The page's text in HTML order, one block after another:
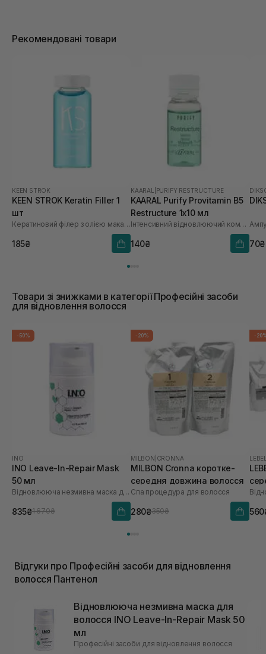
Рекомендовані товари
KEEN STROK
KEEN STROK Keratin Filler 1
шт
Кератиновий філер з олією макадамії
185₴
KAARAL PURIFY RESTRUCTURE
KAARAL Purify Provitamin B5
Restructure 1х10 мл
Інтенсивний відновлюючий комплекс з провітаміном В5
140₴ 70₴
Товари зі знижками в категорії Професійні засоби
для відновлення волосся
-50%
INO
INO Leave-In-Repair Mask
50 мл
Відновлююча незмивна маска для волосся
835₴1 670₴
-20%
MILBON CRONNA
MILBON Cronna коротке-
середня довжина волосся
Спа процедура для волосся
280₴350₴
-
Відгуки про Професійні засоби для відновлення
волосся Пантенол
Відновлююча незмивна маска для
волосся INO Leave-In-Repair Mask 50
мл
Професійні засоби для відновлення волосся